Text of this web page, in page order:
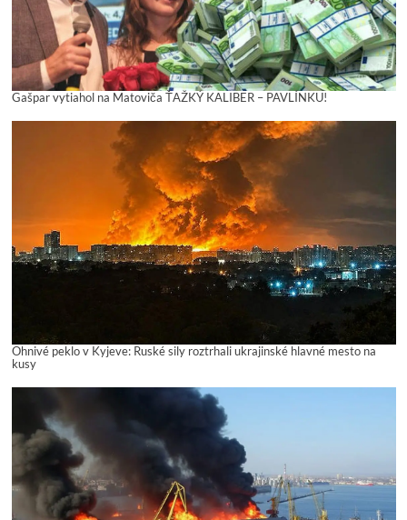
Gašpar vytiahol na Matoviča ŤAŽKÝ KALIBER – PAVLÍNKU!
Ohnivé peklo v Kyjeve: Ruské sily roztrhali ukrajinské hlavné mesto na
kusy